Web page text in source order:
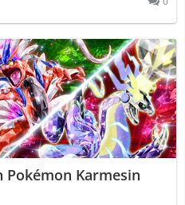
Pokémon Karmesin